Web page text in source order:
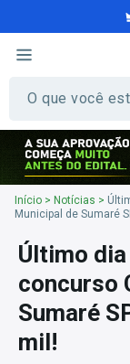
Início > Notícias >
Municipal de Sumaré
Último
concurso
Sumaré
mil!